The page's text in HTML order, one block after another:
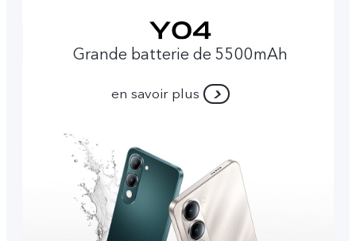
Grande batterie de 5500mAh
en savoir plus